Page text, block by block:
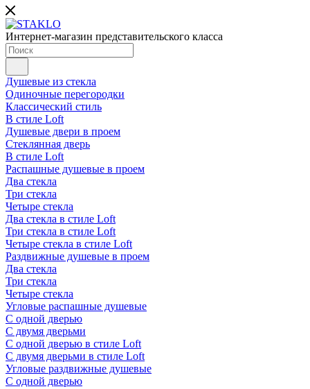
Интернет-магазин представительского класса
Душевые из стекла
Одиночные перегородки
Классический стиль
В стиле Loft
Душевые двери в проем
Стеклянная дверь
В стиле Loft
Распашные душевые в проем
Два стекла
Три стекла
Четыре стекла
Два стекла в стиле Loft
Три стекла в стиле Loft
Четыре стекла в стиле Loft
Раздвижные душевые в проем
Два стекла
Три стекла
Четыре стекла
Угловые распашные душевые
С одной дверью
С двумя дверьми
С одной дверью в стиле Loft
С двумя дверьми в стиле Loft
Угловые раздвижные душевые
С одной дверью